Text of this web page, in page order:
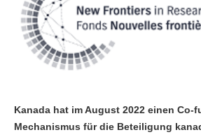
Kanada hat im August 2022 einen Co-
Mechanismus für die Beteiligung